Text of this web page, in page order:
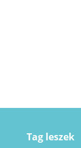
Tag leszek